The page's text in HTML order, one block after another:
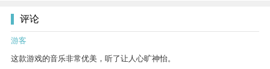
评论
游客
这款游戏的音乐非常优美，听了让人心旷神怡。